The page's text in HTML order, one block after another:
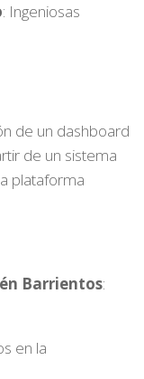
: Ingeniosas
de un dashboard
de un sistema
plataforma
Barrientos:
en la